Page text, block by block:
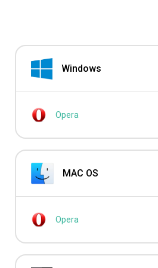
Windows
Opera
MAC OS
Opera